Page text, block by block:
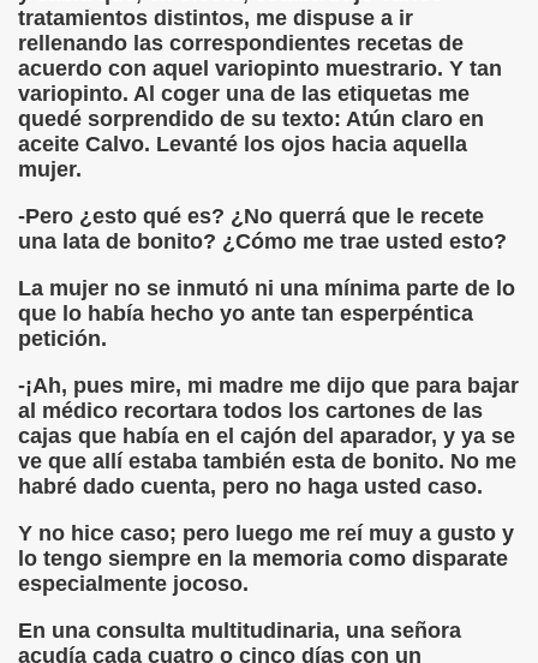
tratamientos distintos, me dispuse a ir
rellenando las correspondientes recetas de
acuerdo con aquel variopinto muestrario. Y tan
variopinto. Al coger una de las etiquetas me
quedé sorprendido de su texto: Atún claro en
aceite Calvo. Levanté los ojos hacia aquella
mujer.
-Pero ¿esto qué es? ¿No querrá que le recete
una lata de bonito? ¿Cómo me trae usted esto?
La mujer no se inmutó ni una mínima parte de lo
que lo había hecho yo ante tan esperpéntica
petición.
-¡Ah, pues mire, mi madre me dijo que para bajar
al médico recortara todos los cartones de las
cajas que había en el cajón del aparador, y ya se
ve que allí estaba también esta de bonito. No me
habré dado cuenta, pero no haga usted caso.
Y no hice caso; pero luego me reí muy a gusto y
lo tengo siempre en la memoria como disparate
especialmente jocoso.
En una consulta multitudinaria, una señora
acudía cada cuatro o cinco días con un